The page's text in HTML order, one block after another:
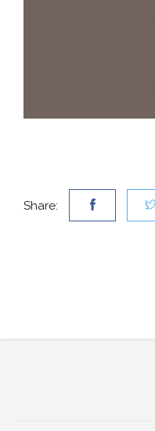
Share: